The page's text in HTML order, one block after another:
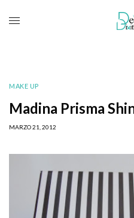
MAKE UP
Madina Prisma
MARZO 21, 2012